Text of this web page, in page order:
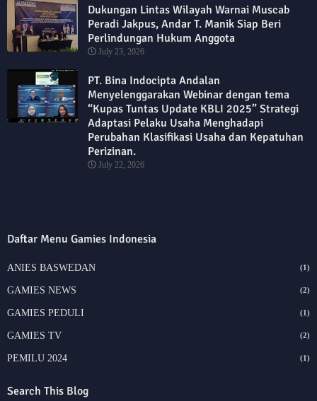
Dukungan Lintas Wilayah Warnai Muscab
Peradi Jakpus, Andar T. Manik Siap Beri
Perlindungan Hukum Anggota
July 23, 2026
PT. Bina Indocipta Andalan
Menyelenggarakan Webinar dengan tema
“Kupas Tuntas Update KBLI 2025” Strategi
Adaptasi Pelaku Usaha Menghadapi
Perubahan Klasifikasi Usaha dan Kepatuhan
Perizinan.
July 22, 2026
Daftar Menu Gamies Indonesia
ANIES BASWEDAN (1)
GAMIES NEWS (2)
GAMIES PEDULI (1)
GAMIES TV (2)
PEMILU 2024 (1)
Search This Blog